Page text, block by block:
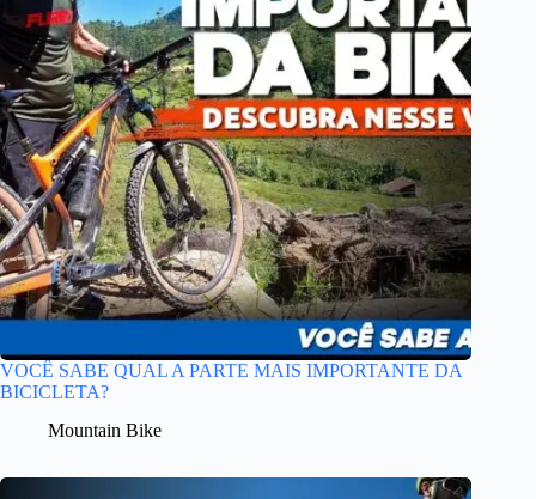
VOCÊ SABE QUAL A PARTE MAIS IMPORTANTE DA
BICICLETA?
Mountain Bike